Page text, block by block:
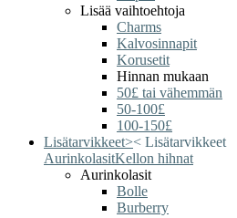
Lisää vaihtoehtoja
Charms
Kalvosinnapit
Korusetit
Hinnan mukaan
50£ tai vähemmän
50-100£
100-150£
Lisätarvikkeet>< Lisätarvikkeet
AurinkolasitKellon hihnat
Aurinkolasit
Bolle
Burberry